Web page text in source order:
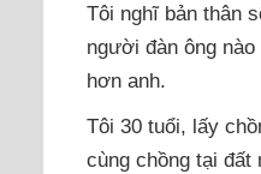
Tôi nghĩ bản thân
người đàn ông
hơn anh.
Tôi 30 tuổi, lấy
cùng chồng tại